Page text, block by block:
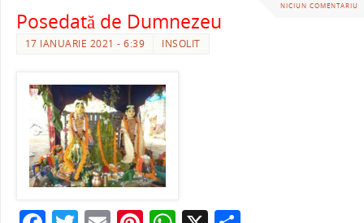
NICIUN COMENTARIU
Posedată de Dumnezeu
17 IANUARIE 2021 - 6:39 INSOLIT